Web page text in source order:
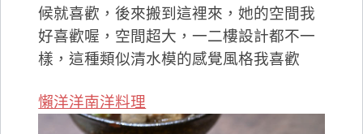
候就喜歡，後來搬到這裡來，她的空間我
好喜歡喔，空間超大，一二樓設計都不一
樣，這種類似清水模的感覺風格我喜歡
懶洋洋南洋料理